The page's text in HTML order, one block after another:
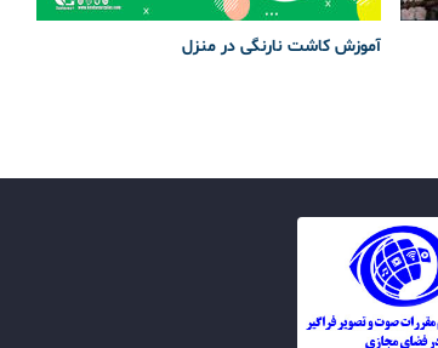
آموزش کاشت نارنگی در منزل